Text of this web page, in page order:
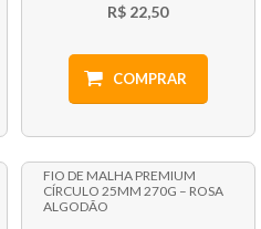
R$ 22,50
COMPRAR
FIO DE MALHA PREMIUM
CÍRCULO 25MM 270G – ROSA
ALGODÃO